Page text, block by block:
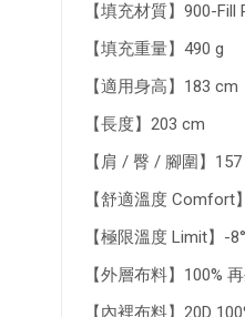
【填充材質】900-Fill
【填充重量】490 g
【適用身高】183 cm
【長度】203 cm
【肩 / 臀 / 腳圍】
【舒適溫度 Comfort
【極限溫度 Limit】-
【外層布料】100%
【內裡布料】20D